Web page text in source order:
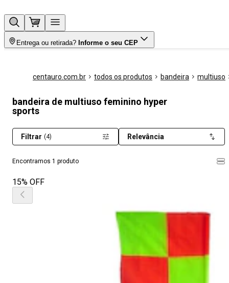
Entrega ou retirada? Informe o seu CEP
centauro.com.br todos os produtos bandeira multiuso
bandeira de multiuso feminino hyper
sports
Encontramos 1 produto
Filtrar (4) Relevância
15% OFF